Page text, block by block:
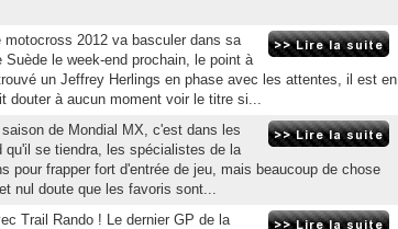
motocross 2012 va basculer dans sa
le week-end prochain, le point à
un Jeffrey Herlings en phase avec les attentes, il est en
douter à aucun moment voir le titre si...
de Mondial MX, c'est dans les
qu'il se tiendra, les spécialistes de la
pour frapper fort d'entrée de jeu, mais beaucoup de chose
nul doute que les favoris sont...
Trail Rando ! Le dernier GP de la